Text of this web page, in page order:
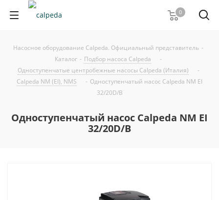
0
Насосное оборудование Calpeda. Официальный представитель -
Каталог - Подбор насоса Calpeda
-
Одноступенчатые центробежные насосы Calpeda (Италия)
-
Calpeda NM (EI), NMS
- Одноступенчатый насос Calpeda NM EI
32/20D/B
Одноступенчатый насос Calpeda NM EI
32/20D/B